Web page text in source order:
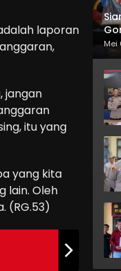
laporan
jangan
itu yang
yang kita
lain. Oleh
(RG.53)
Mei